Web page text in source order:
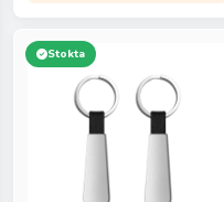
Stokta